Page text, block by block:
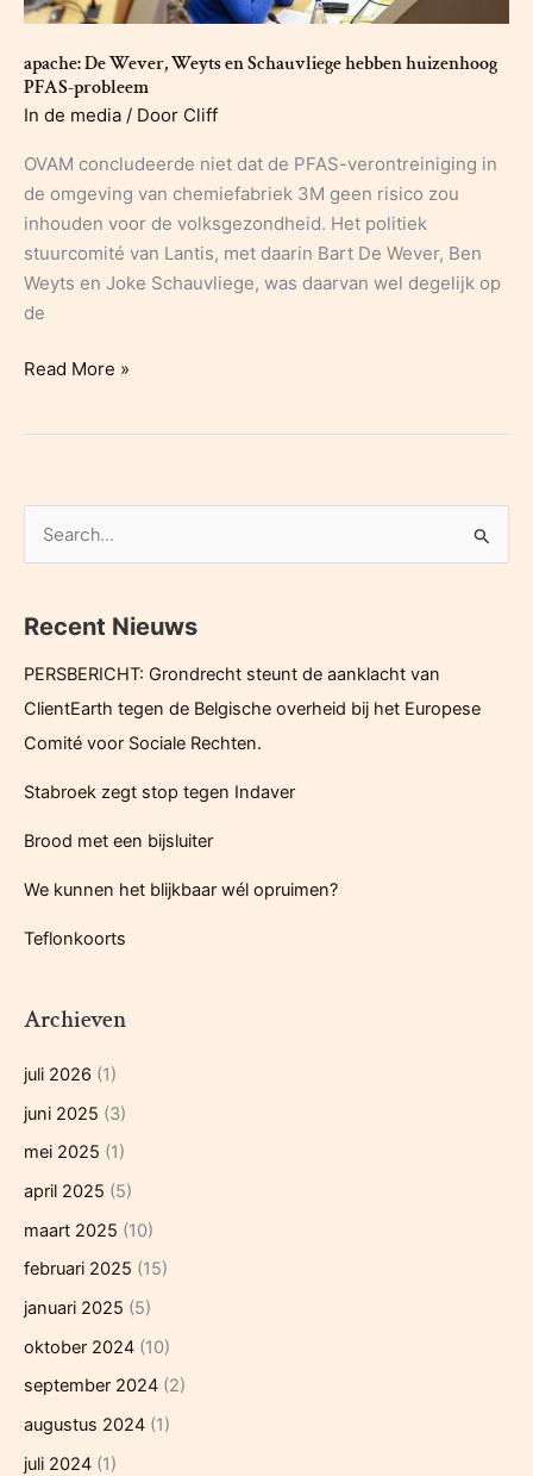
apache: De Wever, Weyts en Schauvliege hebben huizenhoog
PFAS-probleem
In de media / Door Cliff
OVAM concludeerde niet dat de PFAS-verontreiniging in
de omgeving van chemiefabriek 3M geen risico zou
inhouden voor de volksgezondheid. Het politiek
stuurcomité van Lantis, met daarin Bart De Wever, Ben
Weyts en Joke Schauvliege, was daarvan wel degelijk op
de
apache:
hebben
probleem
Read More »
k
a
r
Recent Nieuws
PERSBERICHT: Grondrecht steunt de aanklacht van
ClientEarth tegen de Belgische overheid bij het Europese
Comité voor Sociale Rechten.
Stabroek zegt stop tegen Indaver
Brood met een bijsluiter
We kunnen het blijkbaar wél opruimen?
Teflonkoorts
Archieven
juli 2026 (1)
juni 2025 (3)
mei 2025 (1)
april 2025 (5)
maart 2025 (10)
februari 2025 (15)
januari 2025 (5)
oktober 2024 (10)
september 2024 (2)
augustus 2024 (1)
juli 2024 (1)